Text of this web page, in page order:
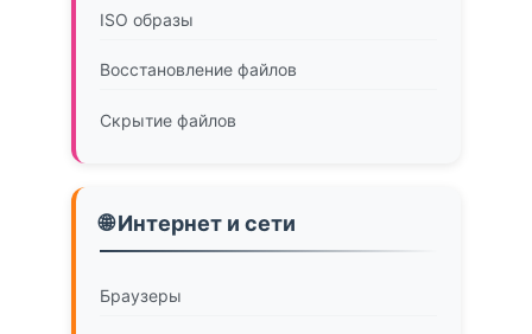
ISO образы
Восстановление файлов
Скрытие файлов
🌐 Интернет и сети
Браузеры